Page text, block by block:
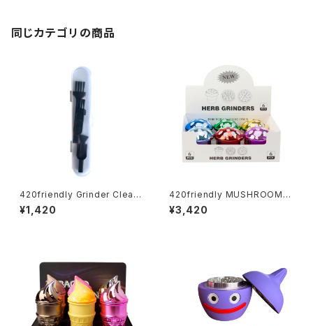
同じカテゴリの商品
420friendly Grinder Cleani
ng Kit 4点セット グラインダー
クリーニングキット
¥1,420
420friendly MUSHROOM G
rinder (3層構造）グラインダー
¥3,420